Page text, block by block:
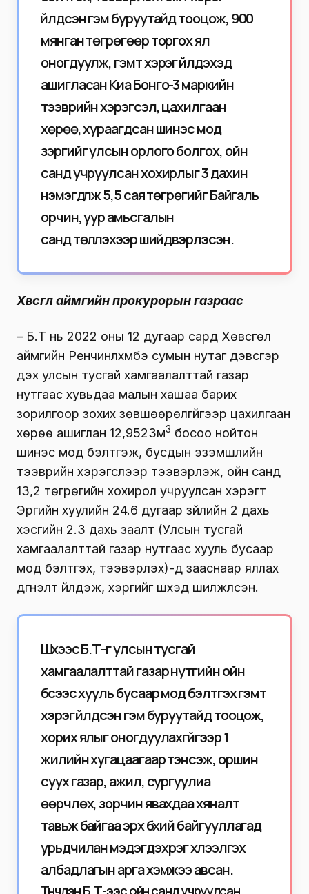
үйлдсэн гэм буруутайд тооцож, 900
мянган төгрөгөөр торгох ял
оногдуулж, гэмт хэрэг үйлдэхэд
ашигласан Киа Бонго-3 маркийн
тээврийн хэрэгсэл, цахилгаан
хөрөө, хураагдсан шинэс мод
зэргийг улсын орлого болгох, ойн
санд учруулсан хохирлыг 3 дахин
нэмэгдүүлж 5,5 сая төгрөгийг Байгаль
орчин, уур амьсгалын
санд төлүүлэхээр шийдвэрлэсэн.
Хөвсгөл аймгийн прокурорын газраас
– Б.Т нь 2022 оны 12 дугаар сард Хөвсгөл
аймгийн Ренчинлхүмбэ сумын нутаг дэвсгэр
дэх улсын тусгай хамгаалалттай газар
нутгаас хувьдаа малын хашаа барих
зорилгоор зохих зөвшөөрөлгүйгээр цахилгаан
хөрөө ашиглан 12,9523м3 босоо нойтон
шинэс мод бэлтгэж, бусдын эзэмшлийн
тээврийн хэрэгслээр тээвэрлэж, ойн санд
13,2 төгрөгийн хохирол учруулсан хэрэгт
Эрүүгийн хуулийн 24.6 дугаар зүйлийн 2 дахь
хэсгийн 2.3 дахь заалт (Улсын тусгай
хамгаалалттай газар нутгаас хууль бусаар
мод бэлтгэх, тээвэрлэх)-д зааснаар яллах
дүгнэлт үйлдэж, хэргийг шүүхэд шилжүүлсэн.
Шүүхээс Б.Т-г улсын тусгай
хамгаалалттай газар нутгийн ойн
бүсээс хууль бусаар мод бэлтгэх гэмт
хэрэг үйлдсэн гэм буруутайд тооцож,
хорих ялыг оногдуулахгүйгээр 1
жилийн хугацаагаар тэнсэж, оршин
суух газар, ажил, сургуулиа
өөрчлөх, зорчин явахдаа хяналт
тавьж байгаа эрх бүхий байгууллагад
урьдчилан мэдэгдэх үүрэг хүлээлгэх
албадлагын арга хэмжээ авсан.
Түүнчлэн Б.Т-ээс ойн санд учруулсан